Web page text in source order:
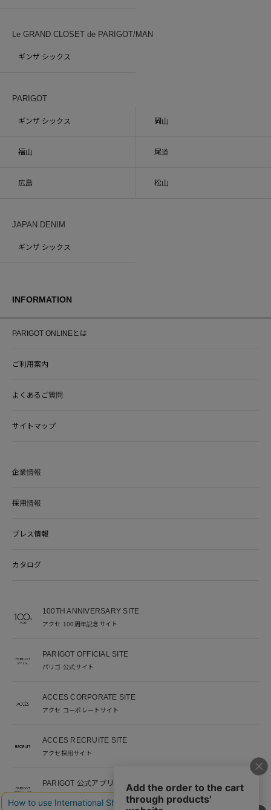
Le GRAND CLOSET de PARIGOT/MAN
ギンザ シックス
PARIGOT
ギンザ シックス 岡山
福山 尾道
広島 松山
JAPAN DENIM
ギンザ シックス
INFORMATION
PARIGOT ONLINEとは
ご利用案内
よくあるご質問
サイトマップ
企業情報
採用情報
プレス情報
カタログ
100TH ANNIVERSARY SITE
アクセ 100周年記念サイト
PARIGOT OFFICIAL SITE
パリゴ 公式サイト
ACCES CORPORATE SITE
アクセ コーポレートサイト
ACCES RECRUITE SITE
アクセ採用サイト
PARIGOT 公式アプリ
新着情報を、プッシュ通知でいち早くお届け。